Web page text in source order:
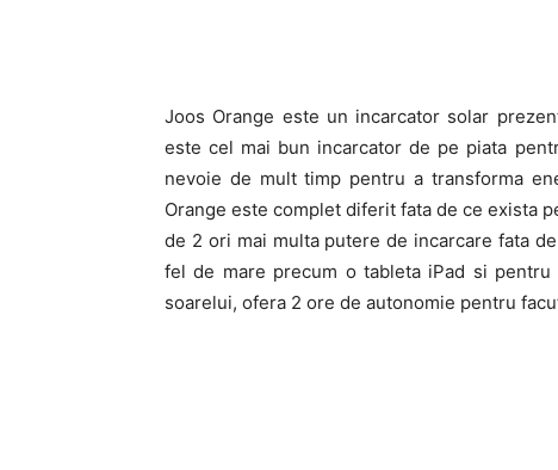
Joos Orange este un incarcator solar
este cel mai bun incarcator de pe piata
nevoie de mult timp pentru a transforma
Orange este complet diferit fata de ce exista
de 2 ori mai multa putere de incarcare fata
fel de mare precum o tableta iPad si
soarelui, ofera 2 ore de autonomie pentru